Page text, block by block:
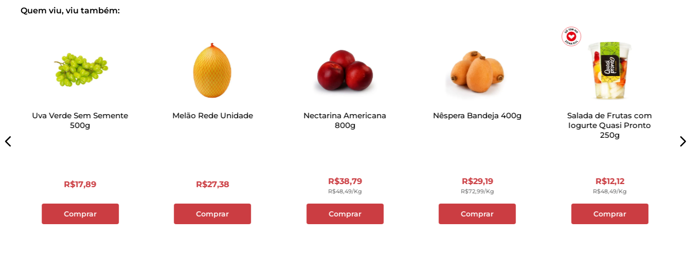
Quem viu, viu também:
Uva Verde Sem Semente
500g
R$17,89
Comprar
Melão Rede Unidade
R$27,38
Comprar
Nectarina Americana
800g
R$38,79
R$48,49/kg
Comprar
Nêspera Bandeja 400g
R$29,19
R$72,99/kg
Comprar
Salada de Frutas com
Iogurte Quasi Pronto
250g
R$12,12
R$48,49/kg
Comprar